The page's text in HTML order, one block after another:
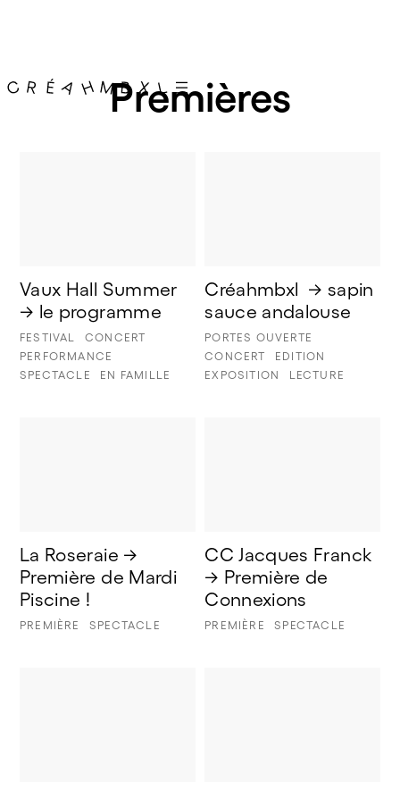
Premières
Vaux Hall Summer
→ le programme
FESTIVAL
CONCERT
PERFORMANCE
SPECTACLE
EN FAMILLE
Créahmbxl  → sapin
sauce andalouse
PORTES OUVERTE
CONCERT
EDITION
EXPOSITION
LECTURE
La Roseraie →
Première de Mardi
Piscine !
PREMIÈRE SPECTACLE
CC Jacques Franck
→ Première de
Connexions
PREMIÈRE SPECTACLE